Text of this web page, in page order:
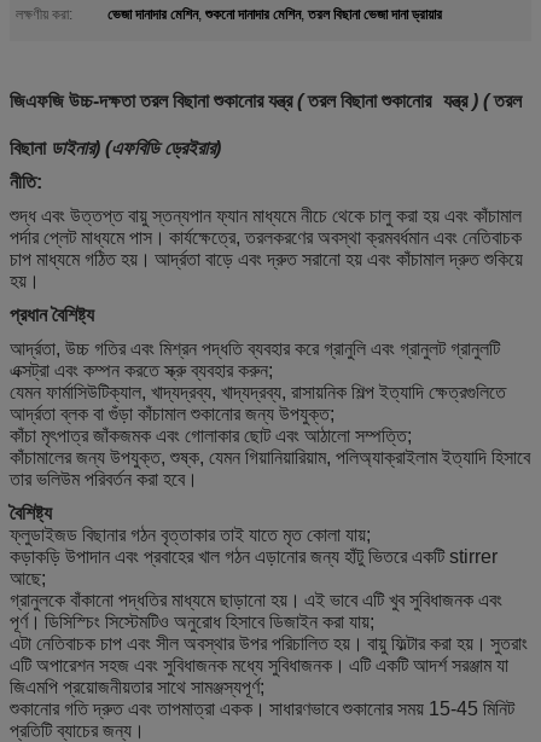
লক্ষণীয় করা:
ভেজা দানাদার মেশিন, শুকনো দানাদার মেশিন,তরল বিছানা ভেজা দানা ড্রায়ার
জিএফজি উচ্চ-দক্ষতা তরল বিছানা শুকানোর যন্ত্র(তরল বিছানা শুকানোর যন্ত্র ) (তরল
বিছানা ডাইনার) (এফবিডি ড্রেইরার)
নীতি:
শুদ্ধ এবং উত্তপ্ত বায়ু স্তন্যপান ফ্যান মাধ্যমে নীচে থেকে চালু করা হয় এবং কাঁচামাল
পর্দার প্লেট মাধ্যমে পাস। কার্যক্ষেত্রে, তরলকরণের অবস্থা ক্রমবর্ধমান এবং নেতিবাচক
চাপ মাধ্যমে গঠিত হয়। আর্দ্রতা বাড়ে এবং দ্রুত সরানো হয় এবং কাঁচামাল দ্রুত শুকিয়ে
হয়।
প্রধান বৈশিষ্ট্য
আর্দ্রতা, উচ্চ গতির এবং মিশ্রন পদ্ধতি ব্যবহার করে গ্রানুলি এবং গ্রানুলট গ্রানুলটি
এক্সট্রা এবং কম্পন করতে স্ক্রু ব্যবহার করুন;
যেমন ফার্মাসিউটিক্যাল, খাদ্যদ্রব্য, খাদ্যদ্রব্য, রাসায়নিক শিল্প ইত্যাদি ক্ষেত্রগুলিতে
আর্দ্রতা ব্লক বা গুঁড়া কাঁচামাল শুকানোর জন্য উপযুক্ত;
কাঁচা মৃৎপাত্র জাঁকজমক এবং গোলাকার ছোট এবং আঠালো সম্পত্তি;
কাঁচামালের জন্য উপযুক্ত, শুষ্ক, যেমন গিয়ানিয়ারিয়াম, পলিঅ্যাক্রাইলাম ইত্যাদি হিসাবে
তার ভলিউম পরিবর্তন করা হবে।
বৈশিষ্ট্য
ফ্লুডাইজড বিছানার গঠন বৃত্তাকার তাই যাতে মৃত কোলা যায়;
কড়াকড়ি উপাদান এবং প্রবাহের খাল গঠন এড়ানোর জন্য হাঁটু ভিতরে একটি stirrer
আছে;
গ্রানুলকে বাঁকানো পদ্ধতির মাধ্যমে ছাড়ানো হয়। এই ভাবে এটি খুব সুবিধাজনক এবং
পূর্ণ। ডিসিস্চিং সিস্টেমটিও অনুরোধ হিসাবে ডিজাইন করা যায়;
এটা নেতিবাচক চাপ এবং সীল অবস্থার উপর পরিচালিত হয়। বায়ু ফিল্টার করা হয়। সুতরাং
এটি অপারেশন সহজ এবং সুবিধাজনক মধ্যে সুবিধাজনক। এটি একটি আদর্শ সরঞ্জাম যা
জিএমপি প্রয়োজনীয়তার সাথে সামঞ্জস্যপূর্ণ;
শুকানোর গতি দ্রুত এবং তাপমাত্রা একক। সাধারণভাবে শুকানোর সময় 15-45 মিনিট
প্রতিটি ব্যাচের জন্য।